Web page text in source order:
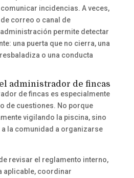
incidencias. A veces,
correo o canal de
permite detectar
una puerta que no cierra, una
o una conducta
administrador de fincas
de fincas es especialmente
de cuestiones. No porque
vigilando la piscina, sino
la comunidad a organizarse
revisar el reglamento interno,
aplicable, coordinar